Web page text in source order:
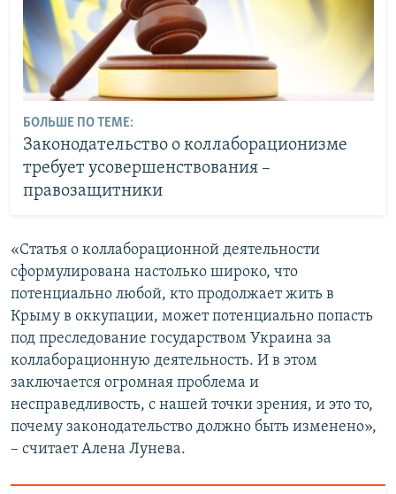
БОЛЬШЕ ПО ТЕМЕ:
Законодательство о коллаборационизме
требует усовершенствования –
правозащитники
«Статья о коллаборационной деятельности
сформулирована настолько широко, что
потенциально любой, кто продолжает жить в
Крыму в оккупации, может потенциально попасть
под преследование государством Украина за
коллаборационную деятельность. И в этом
заключается огромная проблема и
несправедливость, с нашей точки зрения, и это то,
почему законодательство должно быть изменено»,
– считает Алена Лунева.